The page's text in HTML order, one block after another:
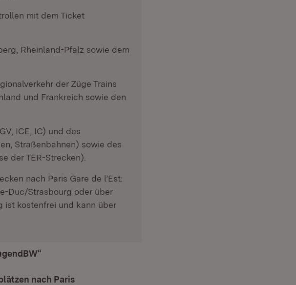
mit dem Ticket
Rheinland-Pfalz sowie dem
der Züge Trains
und Frankreich sowie den
ICE, IC) und des
Straßenbahnen) sowie des
der TER-Strecken).
nach Paris Gare de l’Est:
Duc/Strasbourg oder über
ist kostenfrei und kann über
nach Paris